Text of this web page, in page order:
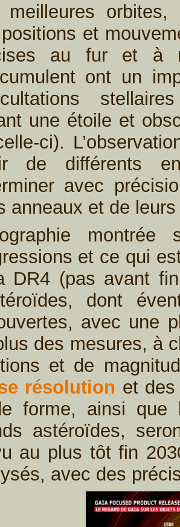
meilleures orbites,
et
au fur et à
ont un
une étoile et
ci).
de différents
avec
anneaux et de
et ce qui
DR4 (pas avant
dont
avec une
des mesures, à
et de
résolution et
forme, ainsi que
astéroïdes,
au plus tôt fin
avec des